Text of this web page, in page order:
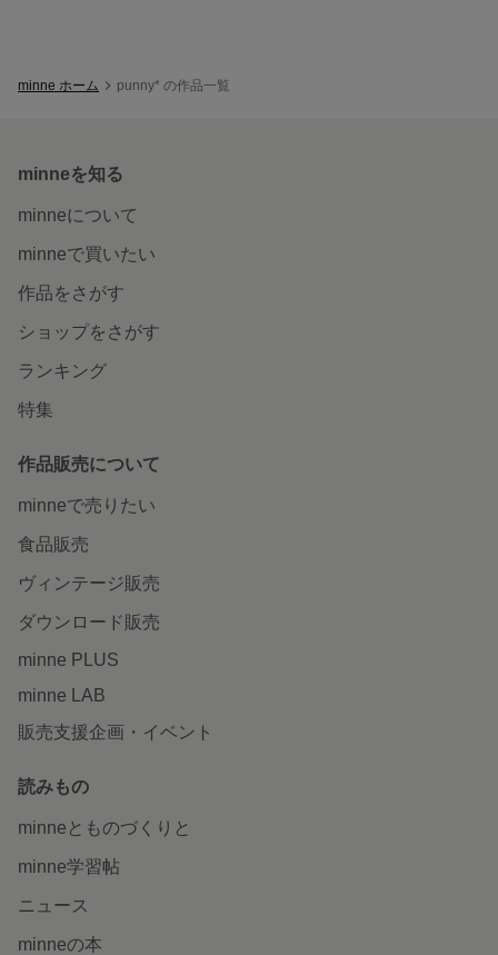
minne ホーム punny* の作品一覧
minneを知る
minneについて
minneで買いたい
作品をさがす
ショップをさがす
ランキング
特集
作品販売について
minneで売りたい
食品販売
ヴィンテージ販売
ダウンロード販売
minne PLUS
minne LAB
販売支援企画・イベント
読みもの
minneとものづくりと
minne学習帖
ニュース
minneの本